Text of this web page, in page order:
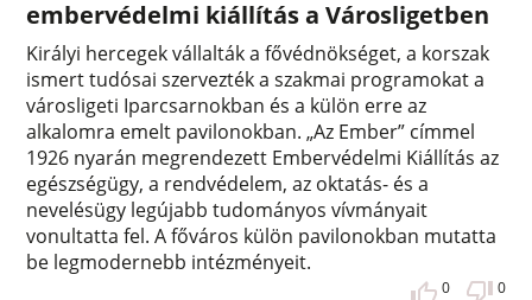
embervédelmi kiállítás a Városligetben
Királyi hercegek vállalták a fővédnökséget, a korszak
ismert tudósai szervezték a szakmai programokat a
városligeti Iparcsarnokban és a külön erre az
alkalomra emelt pavilonokban. „Az Ember” címmel
1926 nyarán megrendezett Embervédelmi Kiállítás az
egészségügy, a rendvédelem, az oktatás- és a
nevelésügy legújabb tudományos vívmányait
vonultatta fel. A főváros külön pavilonokban mutatta
be legmodernebb intézményeit.
0 0